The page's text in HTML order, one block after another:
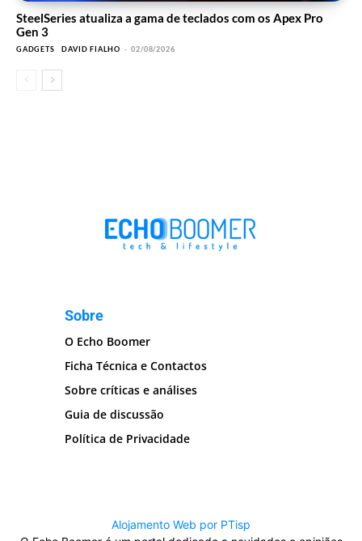
SteelSeries atualiza a gama de teclados com os Apex Pro
Gen 3
GADGETS DAVID FIALHO - 02/08/2026
Sobre
O Echo Boomer
Ficha Técnica e Contactos
Sobre críticas e análises
Guia de discussão
Política de Privacidade
Alojamento Web por PTisp